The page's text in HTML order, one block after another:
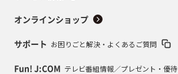
オンラインショップ
サポート お困りごと解決・よくあるご質問
Fun! J:COM テレビ番組情報／プレゼント・優待